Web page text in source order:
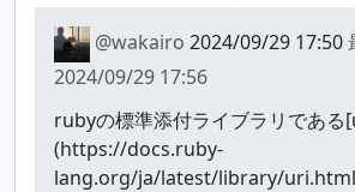
@wakairo 2024/09/29 17:50
2024/09/29 17:56
rubyの標準添付ライブラリである
(https://docs.ruby-
lang.org/ja/latest/library/